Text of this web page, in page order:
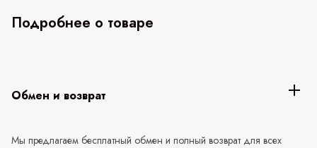
Подробнее о товаре
Обмен и возврат
Мы предлагаем бесплатный обмен и полный возврат для всех